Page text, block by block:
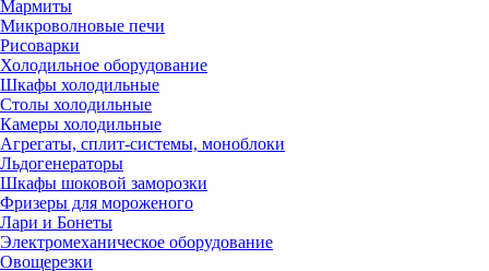
Мармиты
Микроволновые печи
Рисоварки
Холодильное оборудование
Шкафы холодильные
Столы холодильные
Камеры холодильные
Агрегаты, сплит-системы, моноблоки
Льдогенераторы
Шкафы шоковой заморозки
Фризеры для мороженого
Лари и Бонеты
Электромеханическое оборудование
Овощерезки